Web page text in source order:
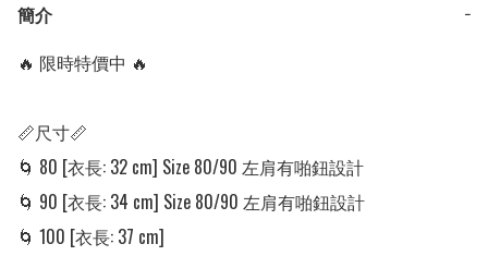
簡介
−
🔥 限時特價中 🔥
📏尺寸📏
🌀 80 [衣長: 32 cm] Size 80/90 左肩有啪鈕設計
🌀 90 [衣長: 34 cm] Size 80/90 左肩有啪鈕設計
🌀 100 [衣長: 37 cm]